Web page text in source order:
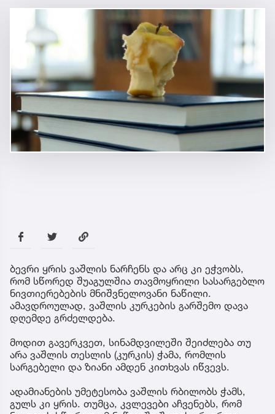
ბევრი ყრის ვაშლის ნარჩენს და არც კი ეჭვობს,
რომ სწორედ შუაგულშია თავმოყრილი სასარგებლო
ნივთიერებების მნიშვნელოვანი ნაწილი.
ამავდროულად, ვაშლის კურკების გარშემო დავა
დღემდე გრძელდება.
მოდით გავერკვეთ, სინამდვილეში შეიძლება თუ
არა ვაშლის თესლის (კურკის) ჭამა, რომლის
სარგებელი და ზიანი ამდენ კითხვას იწვევს.
ადამიანების უმეტესობა ვაშლის რბილობს ჭამს,
გულს კი ყრის. თუმცა, კვლევები აჩვენებს, რომ